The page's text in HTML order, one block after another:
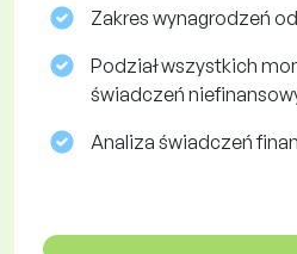
Zakres wynagrodzeń
Podział wszystkich
świadczeń
Analiza świadczeń